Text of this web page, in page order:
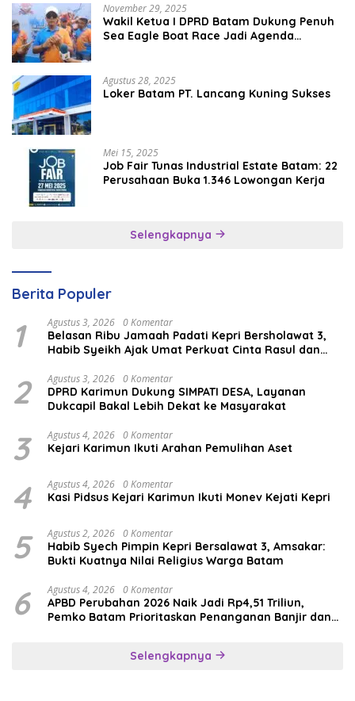
November 29, 2025
Wakil Ketua I DPRD Batam Dukung Penuh
Sea Eagle Boat Race Jadi Agenda
Agustus 28, 2025
Loker Batam PT. Lancang Kuning Sukses
Mei 15, 2025
Job Fair Tunas Industrial Estate Batam: 22
Perusahaan Buka 1.346 Lowongan Kerja
Selengkapnya
Berita Populer
1 Agustus 3, 2026 0 Komentar
Belasan Ribu Jamaah Padati Kepri Bersholawat 3,
Habib Syeikh Ajak Umat Perkuat Cinta Rasul dan
2 Agustus 3, 2026 0 Komentar
DPRD Karimun Dukung SIMPATI DESA, Layanan
Dukcapil Bakal Lebih Dekat ke Masyarakat
3 Agustus 4, 2026 0 Komentar
Kejari Karimun Ikuti Arahan Pemulihan Aset
4 Agustus 4, 2026 0 Komentar
Kasi Pidsus Kejari Karimun Ikuti Monev Kejati Kepri
5 Agustus 2, 2026 0 Komentar
Habib Syech Pimpin Kepri Bersalawat 3, Amsakar:
Bukti Kuatnya Nilai Religius Warga Batam
6 Agustus 4, 2026 0 Komentar
APBD Perubahan 2026 Naik Jadi Rp4,51 Triliun,
Pemko Batam Prioritaskan Penanganan Banjir dan
Selengkapnya